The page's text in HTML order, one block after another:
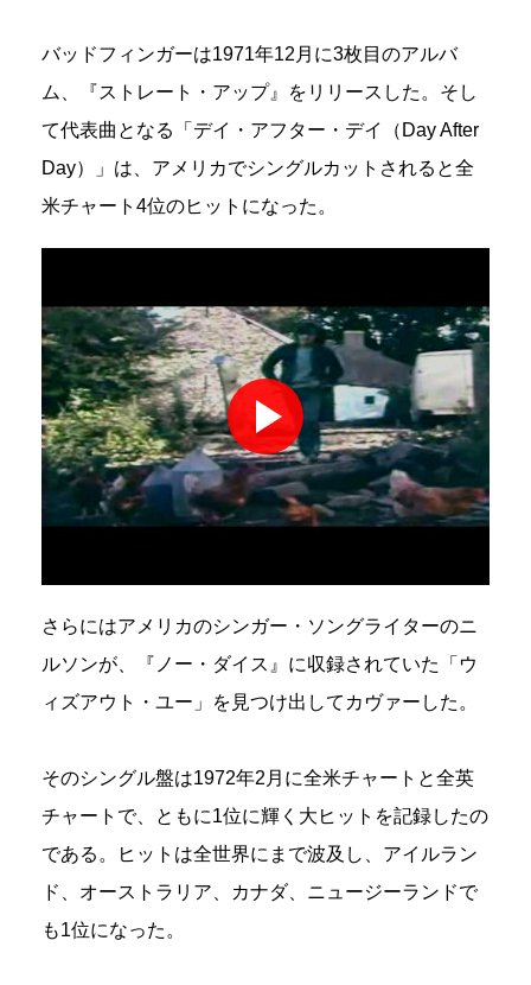
バッドフィンガーは1971年12月に3枚目のアルバ
ム、『ストレート・アップ』をリリースした。そし
て代表曲となる「デイ・アフター・デイ（Day After
Day）」は、アメリカでシングルカットされると全
米チャート4位のヒットになった。
さらにはアメリカのシンガー・ソングライターのニ
ルソンが、『ノー・ダイス』に収録されていた「ウ
ィズアウト・ユー」を見つけ出してカヴァーした。
そのシングル盤は1972年2月に全米チャートと全英
チャートで、ともに1位に輝く大ヒットを記録したの
である。ヒットは全世界にまで波及し、アイルラン
ド、オーストラリア、カナダ、ニュージーランドで
も1位になった。